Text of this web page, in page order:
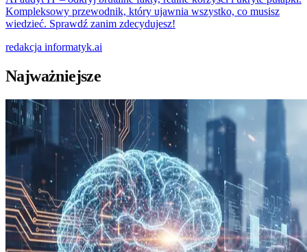
Kompleksowy przewodnik, który ujawnia wszystko, co musisz
wiedzieć. Sprawdź zanim zdecydujesz!
redakcja informatyk.ai
Najważniejsze